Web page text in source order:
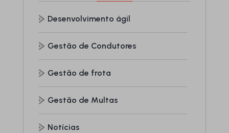
Desenvolvimento ágil
Gestão de Condutores
Gestão de frota
Gestão de Multas
Notícias